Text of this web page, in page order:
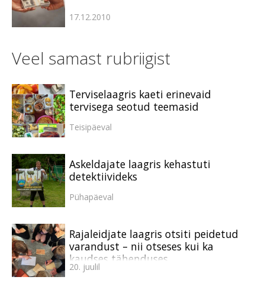
17.12.2010
Veel samast rubriigist
Terviselaagris kaeti erinevaid
tervisega seotud teemasid
Teisipäeval
Askeldajate laagris kehastuti
detektiivideks
Pühapäeval
Rajaleidjate laagris otsiti peidetud
varandust – nii otseses kui ka
kaudses tähenduses
20. juulil